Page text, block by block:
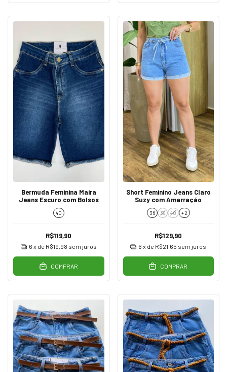
Bermuda Feminina Maira
Jeans Escuro com Bolsos
40
R$119,90
6 x de R$19,98 sem juros
COMPRAR
Short Feminino Jeans Claro
Suzy com Amarração
36 38 40 + 2
R$129,90
6 x de R$21,65 sem juros
COMPRAR